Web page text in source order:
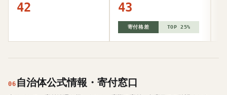
42 43
寄付格差 TOP 25%
06 自治体公式情報・寄付窓口